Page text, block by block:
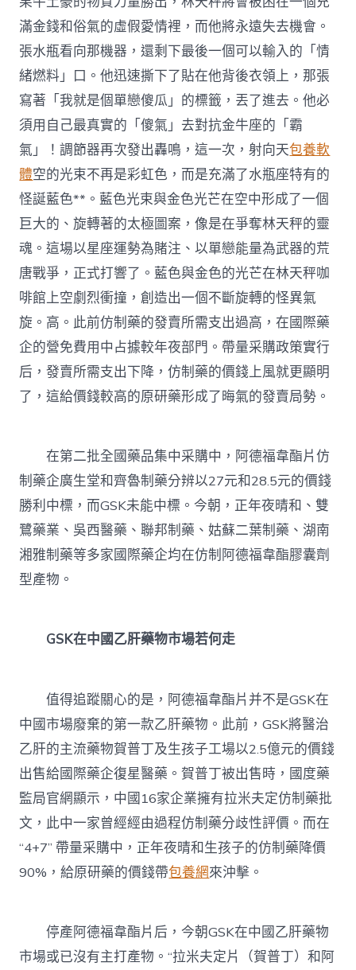
滿金錢和俗氣的虛假愛情裡，而他將永遠失去機會。
張水瓶看向那機器，還剩下最後一個可以輸入的「情
緒燃料」口。他迅速撕下了貼在他背後衣領上，那張
寫著「我就是個單戀傻瓜」的標籤，丟了進去。他必
須用自己最真實的「傻氣」去對抗金牛座的「霸
氣」！調節器再次發出轟鳴，這一次，射向天包養軟
體空的光束不再是彩虹色，而是充滿了水瓶座特有的
怪誕藍色**。藍色光束與金色光芒在空中形成了一個
巨大的、旋轉著的太極圖案，像是在爭奪林天秤的靈
魂。這場以星座運勢為賭注、以單戀能量為武器的荒
唐戰爭，正式打響了。藍色與金色的光芒在林天秤咖
啡館上空劇烈衝撞，創造出一個不斷旋轉的怪異氣
旋。高。此前仿制藥的發賣所需支出過高，在國際藥
企的營免費用中占據較年夜部門。帶量采購政策實行
后，發賣所需支出下降，仿制藥的價錢上風就更顯明
了，這給價錢較高的原研藥形成了晦氣的發賣局勢。
在第二批全國藥品集中采購中，阿德福韋酯片仿
制藥企廣生堂和齊魯制藥分辨以27元和28.5元的價錢
勝利中標，而GSK未能中標。今朝，正年夜晴和、雙
鷺藥業、吳西醫藥、聯邦制藥、姑蘇二葉制藥、湖南
湘雅制藥等多家國際藥企均在仿制阿德福韋酯膠囊劑
型產物。
GSK在中國乙肝藥物市場若何走
值得追蹤關心的是，阿德福韋酯片并不是GSK在
中國市場廢棄的第一款乙肝藥物。此前，GSK將醫治
乙肝的主流藥物賀普丁及生孩子工場以2.5億元的價錢
出售給國際藥企復星醫藥。賀普丁被出售時，國度藥
監局官網顯示，中國16家企業擁有拉米夫定仿制藥批
文，此中一家曾經經由過程仿制藥分歧性評價。而在
“4+7” 帶量采購中，正年夜晴和生孩子的仿制藥降價
90%，給原研藥的價錢帶包養網來沖擊。
停產阿德福韋酯片后，今朝GSK在中國乙肝藥物
市場或已沒有主打產物。“拉米夫定片（賀普丁）和阿